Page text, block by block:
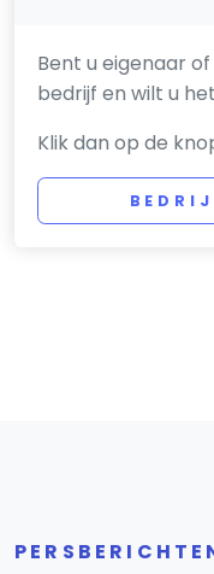
Bent u eigenaar
bedrijf en wilt u
Klik dan op de